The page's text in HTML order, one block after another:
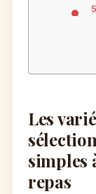
Les
simples
repas